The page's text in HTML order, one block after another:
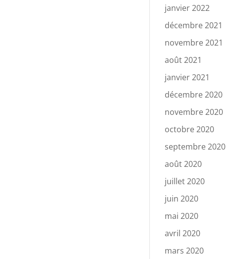
janvier 2022
décembre 2021
novembre 2021
août 2021
janvier 2021
décembre 2020
novembre 2020
octobre 2020
septembre 2020
août 2020
juillet 2020
juin 2020
mai 2020
avril 2020
mars 2020